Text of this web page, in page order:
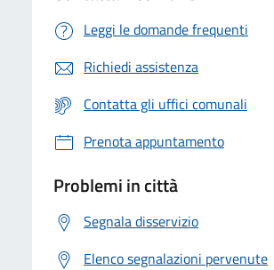
Leggi le domande frequenti
Richiedi assistenza
Contatta gli uffici comunali
Prenota appuntamento
Problemi in città
Segnala disservizio
Elenco segnalazioni pervenute